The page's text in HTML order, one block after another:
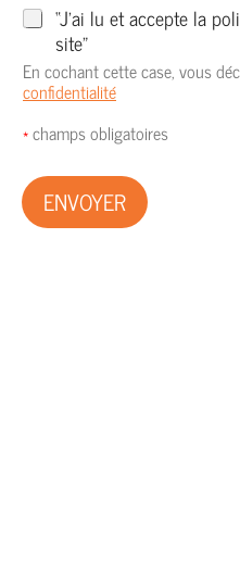
“J’ai lu et accepte la
site”
En cochant cette case, vous
confidentialité
*champs obligatoires
ENVOYER